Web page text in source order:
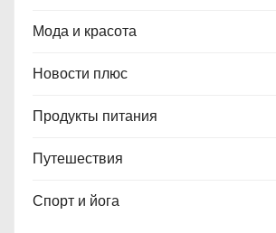
Мода и красота
Новости плюс
Продукты питания
Путешествия
Спорт и йога